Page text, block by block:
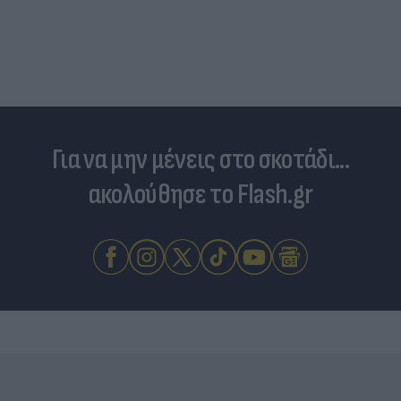
Για να μην μένεις στο σκοτάδι...
ακολούθησε το Flash.gr